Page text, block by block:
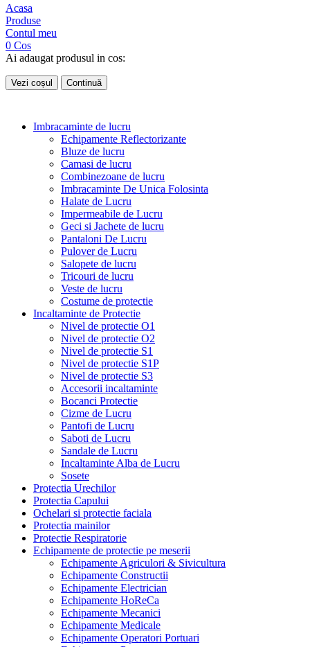
Acasa
Produse
Contul meu
0 Cos
Ai adaugat produsul in cos:
Vezi coșul Continuă
Imbracaminte de lucru
Echipamente Reflectorizante
Bluze de lucru
Camasi de lucru
Combinezoane de lucru
Imbracaminte De Unica Folosinta
Halate de Lucru
Impermeabile de Lucru
Geci si Jachete de lucru
Pantaloni De Lucru
Pulover de Lucru
Salopete de lucru
Tricouri de lucru
Veste de lucru
Costume de protectie
Incaltaminte de Protectie
Nivel de protectie O1
Nivel de protectie O2
Nivel de protectie S1
Nivel de protectie S1P
Nivel de protectie S3
Accesorii incaltaminte
Bocanci Protectie
Cizme de Lucru
Pantofi de Lucru
Saboti de Lucru
Sandale de Lucru
Incaltaminte Alba de Lucru
Sosete
Protectia Urechilor
Protectia Capului
Ochelari si protectie faciala
Protectia mainilor
Protectie Respiratorie
Echipamente de protectie pe meserii
Echipamente Agriculori & Sivicultura
Echipamente Constructii
Echipamente Electrician
Echipamente HoReCa
Echipamente Mecanici
Echipamente Medicale
Echipamente Operatori Portuari